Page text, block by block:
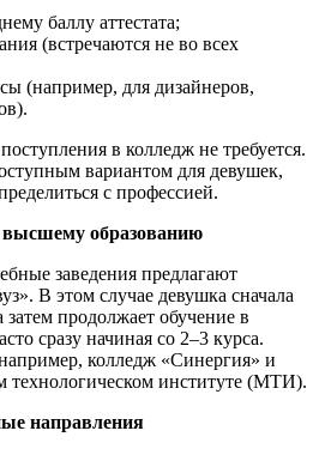
баллу аттестата;
(встречаются не во всех
(например, для дизайнеров,
в колледж не требуется.
вариантом для девушек,
с профессией.
высшему образованию
заведения предлагают
В этом случае девушка сначала
продолжает обучение в
сразу начиная со 2–3 курса.
колледж «Синергия» и
технологическом институте (МТИ).
направления